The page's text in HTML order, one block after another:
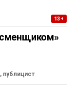
13+
публицист